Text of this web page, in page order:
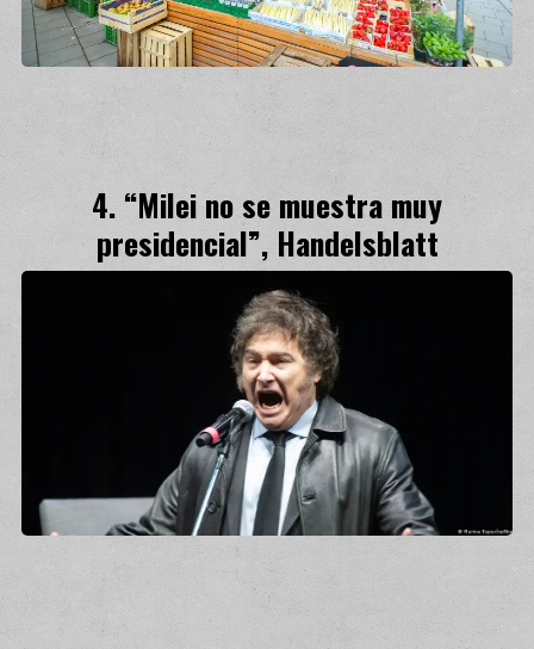
“Milei no se muestra muy
presidencial”, Handelsblatt